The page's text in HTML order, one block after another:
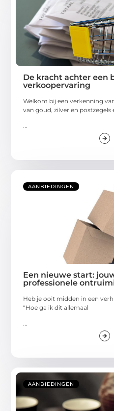
De kracht achter een
verkoopervaring
Welkom bij een verkenning
van goud, zilver en
...
AANBIEDINGEN
Een nieuwe start:
professionele
Heb je ooit midden in een
“Hoe ga ik dit allemaal
...
AANBIEDINGEN